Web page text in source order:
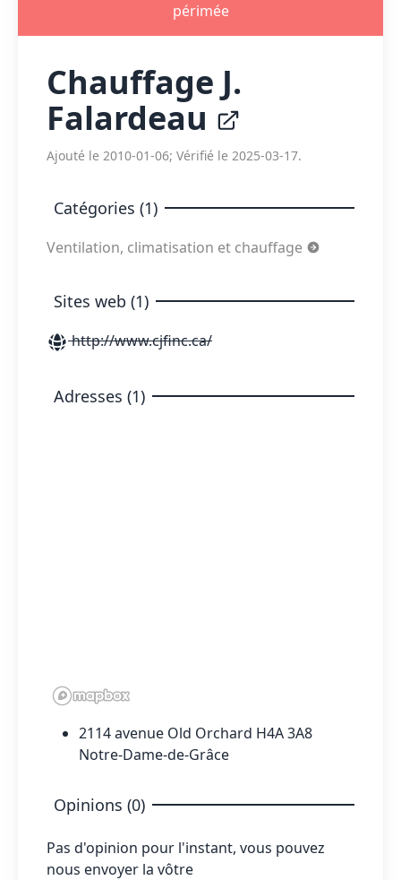
périmée
Chauffage J.
Falardeau
Ajouté le 2010-01-06; Vérifié le 2025-03-17.
Catégories (1)
Ventilation, climatisation et chauffage
Sites web (1)
http://www.cjfinc.ca/
Adresses (1)
2114 avenue Old Orchard H4A 3A8
Notre-Dame-de-Grâce
Opinions (0)
Pas d'opinion pour l'instant, vous pouvez
nous envoyer la vôtre